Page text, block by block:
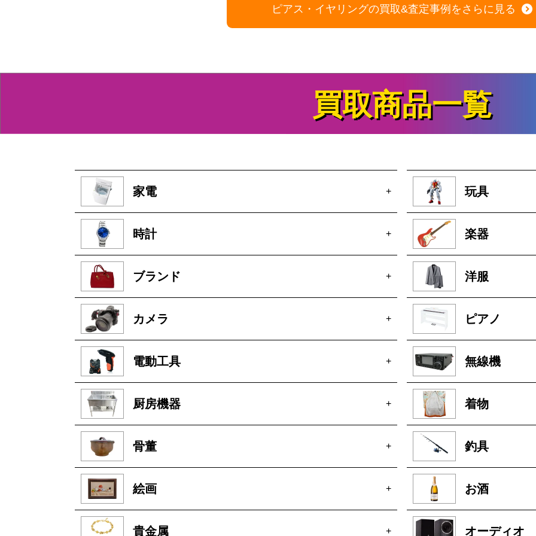
ピアス・イヤリングの買取&査定事例をさらに見る
買取商品一覧
家電 +
時計 +
ブランド +
カメラ +
電動工具 +
厨房機器 +
骨董 +
絵画 +
貴金属 +
玩具
楽器
洋服
ピアノ
無線機
着物
釣具
お酒
オーディオ